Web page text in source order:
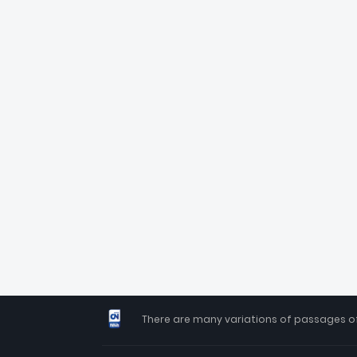
There are many variations of passages